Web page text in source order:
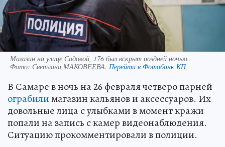
Магазин на улице Садовой, 176 был вскрыт поздней ночью.
Фото: Светлана МАКОВЕЕВА. Перейти в Фотобанк КП
В Самаре в ночь на 26 февраля четверо парней
ограбилимагазин кальянов и аксессуаров. Их
довольные лица с улыбками в момент кражи
попали на запись с камер видеонаблюдения.
Ситуацию прокомментировали в полиции.